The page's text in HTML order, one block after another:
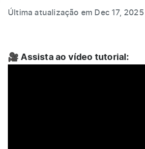
Última atualização em Dec 17, 2025
🎥 Assista ao vídeo tutorial: